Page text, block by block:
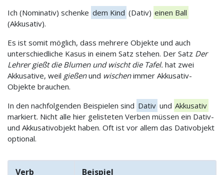
Ich (Nominativ) schenke dem Kind (Dativ) einen Ball
(Akkusativ).
Es ist somit möglich, dass mehrere Objekte und auch
unterschiedliche Kasus in einem Satz stehen. Der Satz Der
Lehrer gießt die Blumen und wischt die Tafel. hat zwei
Akkusative, weil gießenund wischenimmer Akkusativ-
Objekte brauchen.
In den nachfolgenden Beispielen sind Dativ und Akkusativ
markiert. Nicht alle hier gelisteten Verben müssen ein Dativ-
und Akkusativobjekt haben. Oft ist vor allem das Dativobjekt
optional.
Verb Beispiel